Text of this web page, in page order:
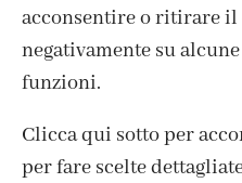
acconsentire o ritirare
negativamente su
funzioni.
Clicca qui sotto per
per fare scelte